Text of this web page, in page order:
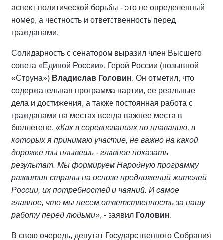
аспект политической борьбы - это не определенный
номер, а честность и ответственность перед
гражданами.
Солидарность с сенатором выразил член Высшего
совета «Единой России», Герой России (позывной
«Струна») Владислав Головин. Он отметил, что
содержательная программа партии, ее реальные
дела и достижения, а также постоянная работа с
гражданами на местах всегда важнее места в
бюллетене. «Как в соревнованиях по плаванию, в
которых я принимаю участие, не важно на какой
дорожке ты плывешь - главное показать
результат. Мы формируем Народную программу
развития страны на основе предложений жителей
России, их потребностей и чаяний. И самое
главное, что мы несем ответственность за нашу
работу перед людьми», - заявил Головин.
В свою очередь, депутат Государственного Собрания